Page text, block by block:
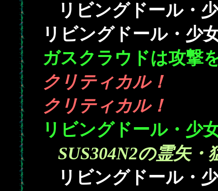
リビングドール・
リビングドール・少
ガスクラウドは攻撃
クリティカル！
クリティカル！
リビングドール・少
SUS304N2の霊矢・
リビングドール・